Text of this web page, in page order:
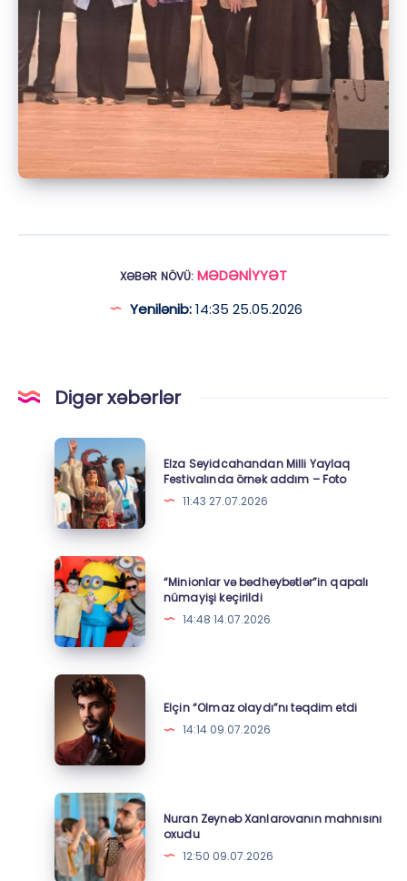
XƏBƏR NÖVÜ: MƏDƏNİYYƏT
Yenilənib:14:35 25.05.2026
Digər xəbərlər
Elza
Seyidcahandan
Milli
Yaylaq
Festivalında
örnək
addım
–
Foto
Elza Seyidcahandan Milli Yaylaq
Festivalında örnək addım – Foto
11:43 27.07.2026
“Minionlar
və
bədheybətlər”in
qapalı
nümayişi
keçirildi
“Minionlar və bədheybətlər”in qapalı
nümayişi keçirildi
14:48 14.07.2026
Elçin
“Olmaz
olaydı”nı
təqdim
etdi
Elçin “Olmaz olaydı”nı təqdim etdi
14:14 09.07.2026
Nuran
Zeynəb
Xanlarovanın
mahnısını
Nuran Zeynəb Xanlarovanın mahnısını
oxudu
12:50 09.07.2026